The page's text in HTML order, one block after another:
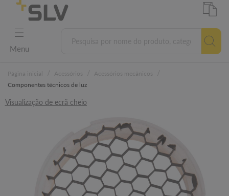
Menu
Componentes técnicos de luz
Visualização de ecrã cheio